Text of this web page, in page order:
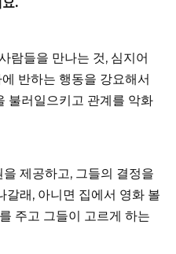
람들을 만나는 것, 심지어
반하는 행동을 강요해서
불러일으키고 관계를 악화
제공하고, 그들의 결정을
갈래, 아니면 집에서 영화 볼
주고 그들이 고르게 하는